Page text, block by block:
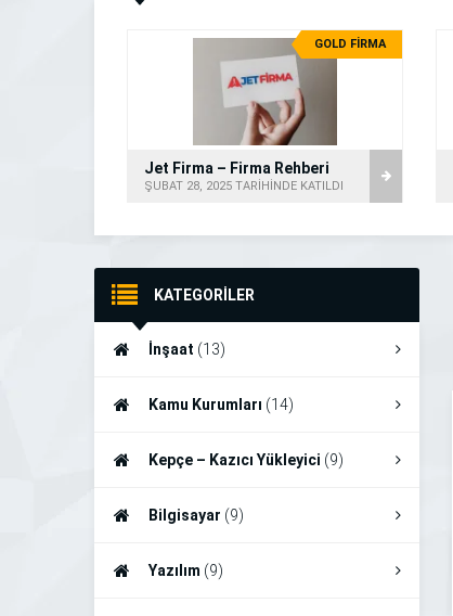
GOLD FİRMA
Jet Firma – Firma Rehberi
ŞUBAT 28, 2025 TARİHİNDE KATILDI
KATEGORİLER
İnşaat (13)
Kamu Kurumları (14)
Kepçe – Kazıcı Yükleyici (9)
Bilgisayar (9)
Yazılım (9)